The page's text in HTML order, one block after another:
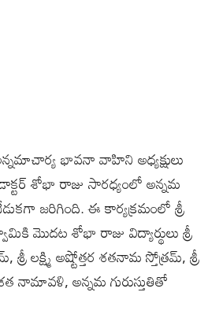
భావనా వాహిని అధ్యక్షులు
డాక్టర్ శోభా రాజు సారధ్యంలో అన్నమ
జరిగింది. ఈ కార్యక్రమంలో శ్రీ
మొదట శోభా రాజు విద్యార్థులు శ్రీ
శ్రీ లక్ష్మి అష్టోత్తర శతనామ స్తోత్రమ్, శ్రీ
నామావళి, అన్నమ గురుస్తుతితో